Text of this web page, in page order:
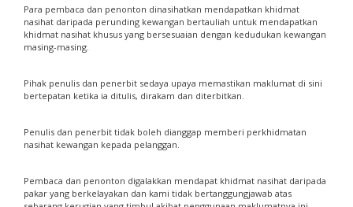
Para pembaca dan penonton dinasihatkan mendapatkan khidmat
nasihat daripada perunding kewangan bertauliah untuk mendapatkan
khidmat nasihat khusus yang bersesuaian dengan kedudukan kewangan
masing-masing.
Pihak penulis dan penerbit sedaya upaya memastikan maklumat di sini
bertepatan ketika ia ditulis, dirakam dan diterbitkan.
Penulis dan penerbit tidak boleh dianggap memberi perkhidmatan
nasihat kewangan kepada pelanggan.
Pembaca dan penonton digalakkan mendapat khidmat nasihat daripada
pakar yang berkelayakan dan kami tidak bertanggungjawab atas